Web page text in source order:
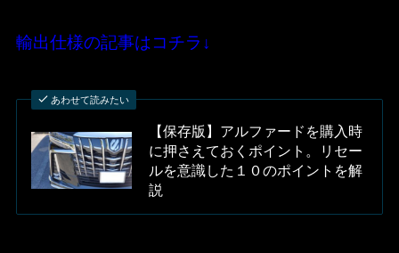
輸出仕様の記事はコチラ↓
あわせて読みたい
【保存版】アルファードを購入時
に押さえておくポイント。リセー
ルを意識した１０のポイントを解
説